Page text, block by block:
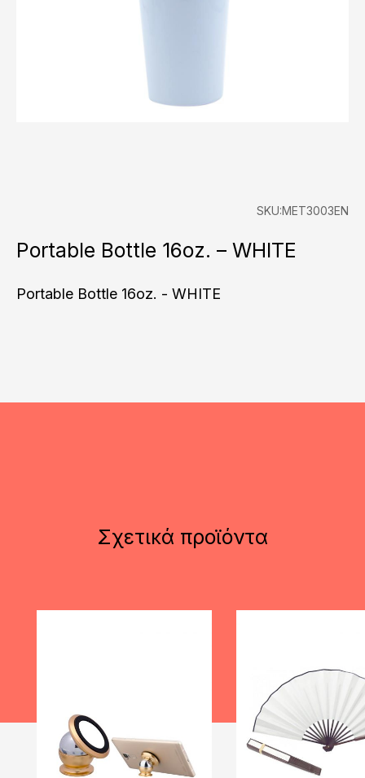
SKU:MET3003EN
Portable Bottle 16oz. – WHITE
Portable Bottle 16oz. - WHITE
Σχετικά προϊόντα